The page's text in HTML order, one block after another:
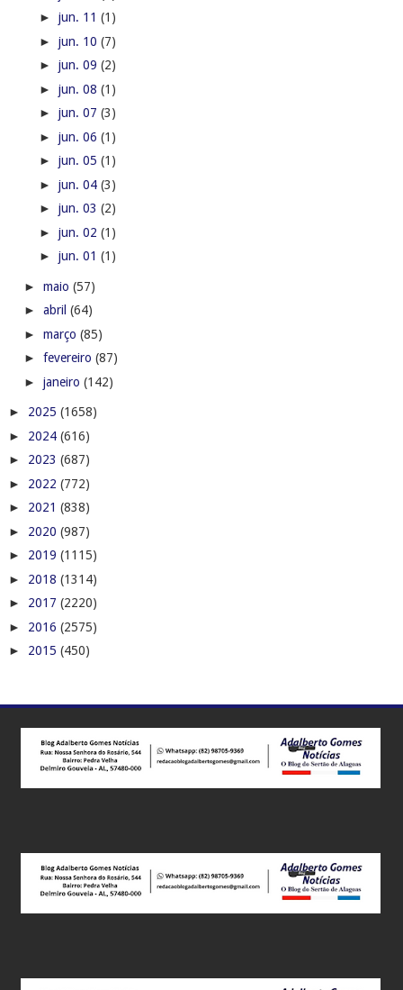
► jun. 11 (1)
► jun. 10 (7)
► jun. 09 (2)
► jun. 08 (1)
► jun. 07 (3)
► jun. 06 (1)
► jun. 05 (1)
► jun. 04 (3)
► jun. 03 (2)
► jun. 02 (1)
► jun. 01 (1)
► maio (57)
► abril (64)
► março (85)
► fevereiro (87)
► janeiro (142)
► 2025 (1658)
► 2024 (616)
► 2023 (687)
► 2022 (772)
► 2021 (838)
► 2020 (987)
► 2019 (1115)
► 2018 (1314)
► 2017 (2220)
► 2016 (2575)
► 2015 (450)